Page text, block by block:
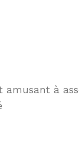
amusant à